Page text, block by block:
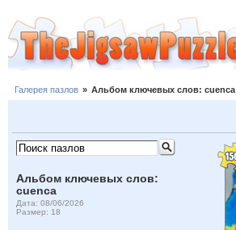
Галерея пазлов » Альбом ключевых слов: cuenca
Альбом ключевых слов:
cuenca
Дата: 08/06/2026
Размер: 18